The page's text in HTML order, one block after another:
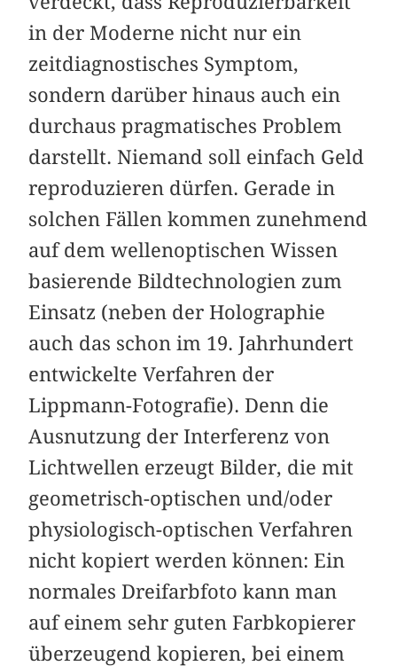
in der Moderne nicht nur ein
zeitdiagnostisches Symptom,
sondern darüber hinaus auch ein
durchaus pragmatisches Problem
darstellt. Niemand soll einfach Geld
reproduzieren dürfen. Gerade in
solchen Fällen kommen zunehmend
auf dem wellenoptischen Wissen
basierende Bildtechnologien zum
Einsatz (neben der Holographie
auch das schon im 19. Jahrhundert
entwickelte Verfahren der
Lippmann-Fotografie). Denn die
Ausnutzung der Interferenz von
Lichtwellen erzeugt Bilder, die mit
geometrisch-optischen und/oder
physiologisch-optischen Verfahren
nicht kopiert werden können: Ein
normales Dreifarbfoto kann man
auf einem sehr guten Farbkopierer
überzeugend kopieren, bei einem